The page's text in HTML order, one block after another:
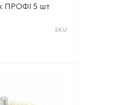
ПРОФІ 5 шт
SKU: